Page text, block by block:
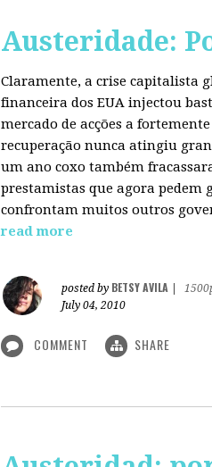
Austeridade:
Claramente, a crise capitalista
financeira dos EUA injectou
mercado de acções a
recuperação nunca atingiu
um ano coxo também
prestamistas que agora pedem
confrontam muitos outros
read more
posted by BETSY AVILA
July 04, 2010
COMMENT SHARE